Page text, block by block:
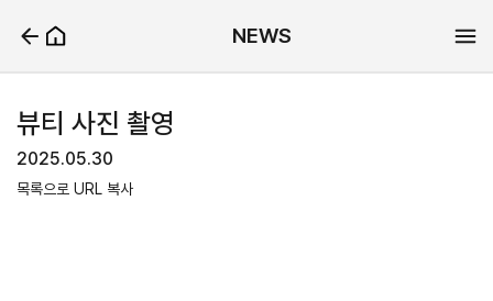
NEWS
뷰티 사진 촬영
2025.05.30
목록으로 URL 복사